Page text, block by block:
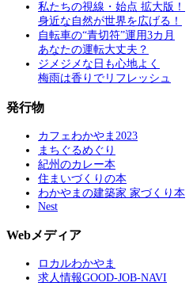
私たちの視線・始点 拡大版！
身近な自然が世界を広げる！
自転車の“青切符”運用3カ月
あなたの運転大丈夫？
ジメジメな日も心地よく
梅雨は香りでリフレッシュ
発行物
カフェわかやま2023
まちぐるめぐり
紀州のカレー本
住まいづくりの本
わかやまの建築家 家づくり本
Nest
Webメディア
ロカルわかやま
求人情報GOOD-JOB-NAVI